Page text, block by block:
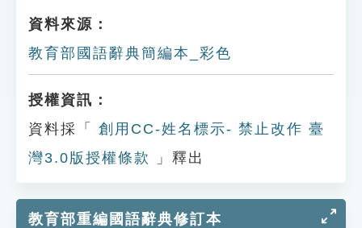
資料來源：
教育部國語辭典簡編本_彩色
授權資訊：
資料採「
創用CC-姓名標示- 禁止改作 臺
灣3.0版授權條款
」釋出
教育部重編國語辭典修訂本